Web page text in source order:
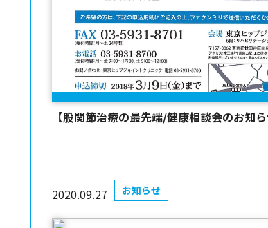
【股関節治療の最先端/健康相談会のお知
2020.09.27 お知らせ